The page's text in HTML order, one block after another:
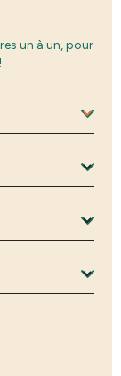
un à un, pour